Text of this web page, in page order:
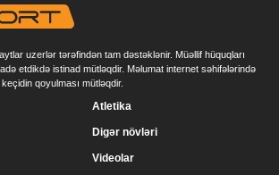
uzerlər tərəfindən tam dəstəklənir. Müəllif hüquqları
etdikdə istinad mütləqdir. Məlumat internet səhifələrində
qoyulması mütləqdir.
Atletika
Digər növləri
Videolar